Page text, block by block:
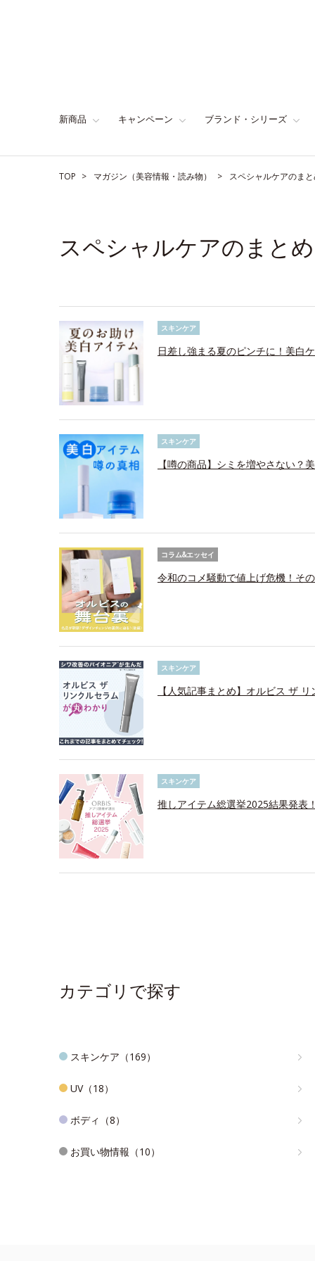
新商品 キャンペーン ブランド・シリーズ
TOP マガジン（美容情報・読み物） スペシャルケアのま
スペシャルケアのまとめ
スキンケア
日差し強まる夏のピンチに！美白
スキンケア
【噂の商品】シミを増やさない？
コラム&エッセイ
令和のコメ騒動で値上げ危機！そ
スキンケア
【人気記事まとめ】オルビス ザ
スキンケア
推しアイテム総選挙2025結果発表
カテゴリで探す
スキンケア（169）
UV（18）
ボディ（8）
お買い物情報（10）